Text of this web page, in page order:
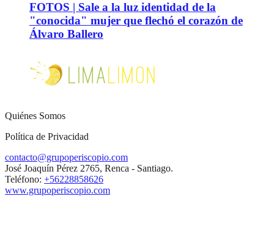
FOTOS | Sale a la luz identidad de la
"conocida" mujer que flechó el corazón de
Álvaro Ballero
Quiénes Somos
Política de Privacidad
contacto@grupoperiscopio.com
José Joaquín Pérez 2765, Renca - Santiago.
Teléfono: +56228858626
www.grupoperiscopio.com